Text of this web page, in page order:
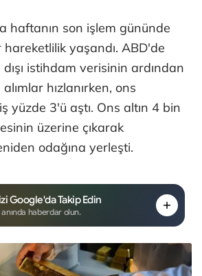
haftanın son işlem gününde
yaşandı. ABD'de
dışı istihdam verisinin ardından
hızlanırken, ons
yüzde 3'ü aştı. Ons altın 4 bin
üzerine çıkarak
odağına yerleşti.
Google'da Takip Edin
haberdar olun.